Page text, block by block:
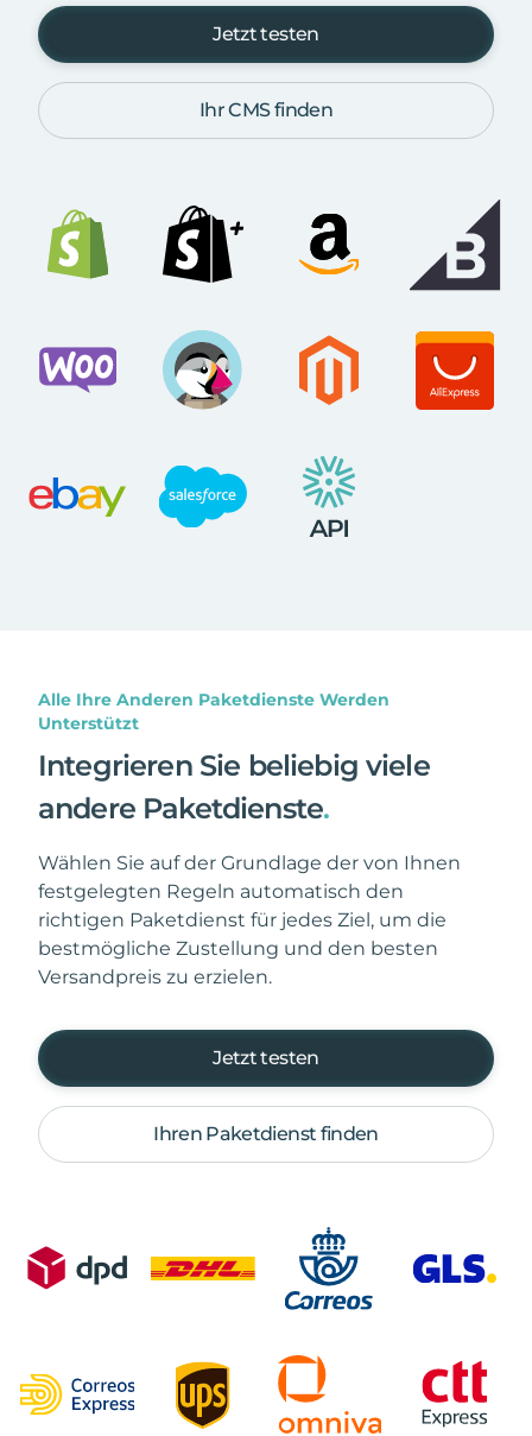
Jetzt testen
Ihr CMS finden
Alle Ihre Anderen Paketdienste Werden
Unterstützt
Integrieren Sie beliebig viele
andere Paketdienste.
Wählen Sie auf der Grundlage der von Ihnen
festgelegten Regeln automatisch den
richtigen Paketdienst für jedes Ziel, um die
bestmögliche Zustellung und den besten
Versandpreis zu erzielen.
Jetzt testen
Ihren Paketdienst finden